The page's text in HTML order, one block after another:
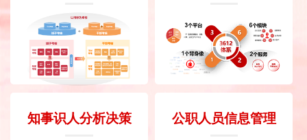
知事识人分析决策 公职人员信息管理